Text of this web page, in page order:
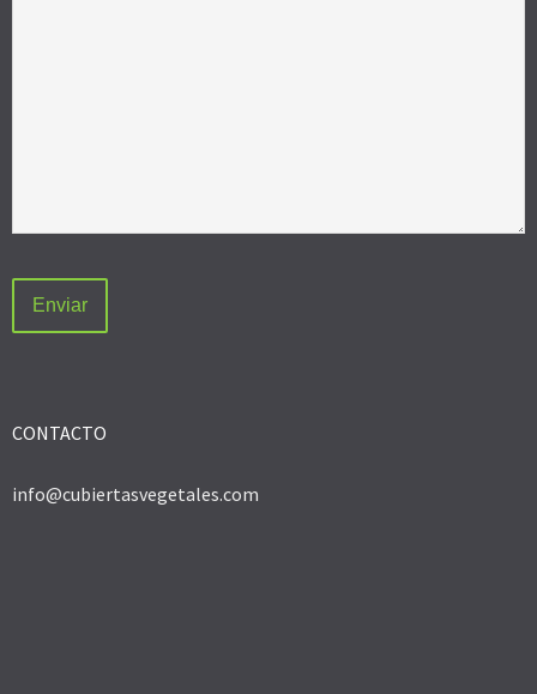
CONTACTO
info@cubiertasvegetales.com